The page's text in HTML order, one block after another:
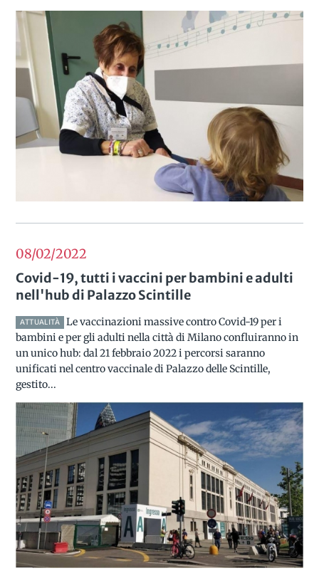
08/022022
Covid-19, tutti i vaccini per bambini e adulti
nell'hub di Palazzo Scintille
ATTUALITÀ
Le vaccinazioni massive contro Covid-19 per i
bambini e per gli adulti nella città di Milano confluiranno in
un unico hub: dal 21 febbraio 2022 i percorsi saranno
unificati nel centro vaccinale di Palazzo delle Scintille,
gestito...